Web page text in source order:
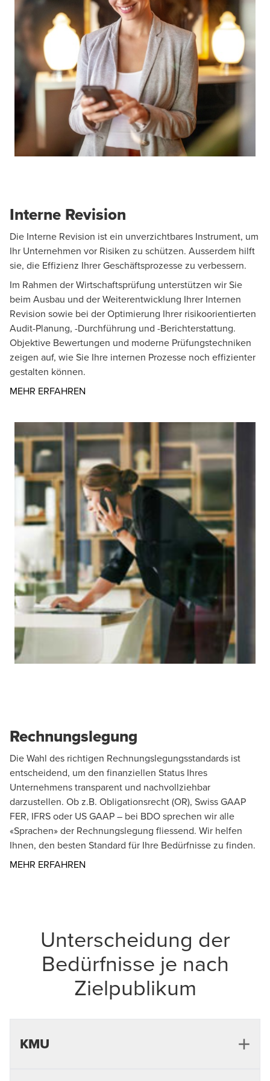
Interne Revision
Die Interne Revision ist ein unverzichtbares Instrument, um
Ihr Unternehmen vor Risiken zu schützen. Ausserdem hilft
sie, die Effizienz Ihrer Geschäftsprozesse zu verbessern.
Im Rahmen der Wirtschaftsprüfung unterstützen wir Sie
beim Ausbau und der Weiterentwicklung Ihrer Internen
Revision sowie bei der Optimierung Ihrer risikoorientierten
Audit-Planung, -Durchführung und -Berichterstattung.
Objektive Bewertungen und moderne Prüfungstechniken
zeigen auf, wie Sie Ihre internen Prozesse noch effizienter
gestalten können.
MEHR ERFAHREN
Rechnungslegung
Die Wahl des richtigen Rechnungslegungsstandards ist
entscheidend, um den finanziellen Status Ihres
Unternehmens transparent und nachvollziehbar
darzustellen. Ob z.B. Obligationsrecht (OR), Swiss GAAP
FER, IFRS oder US GAAP – bei BDO sprechen wir alle
«Sprachen» der Rechnungslegung fliessend. Wir helfen
Ihnen, den besten Standard für Ihre Bedürfnisse zu finden.
MEHR ERFAHREN
Unterscheidung der
Bedürfnisse je nach
Zielpublikum
KMU